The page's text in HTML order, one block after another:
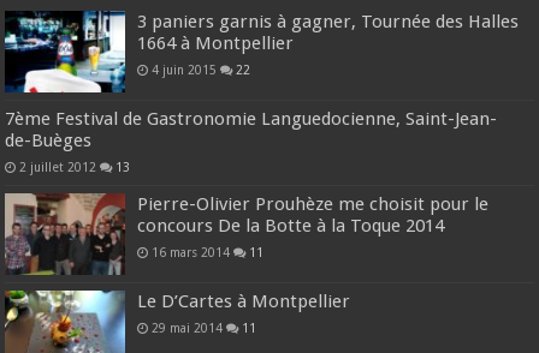
3 paniers garnis à gagner, Tournée des Halles
1664 à Montpellier
4 juin 2015 22
7ème Festival de Gastronomie Languedocienne, Saint-Jean-
de-Buèges
2 juillet 2012 13
Pierre-Olivier Prouhèze me choisit pour le
concours De la Botte à la Toque 2014
16 mars 2014 11
Le D’Cartes à Montpellier
29 mai 2014 11